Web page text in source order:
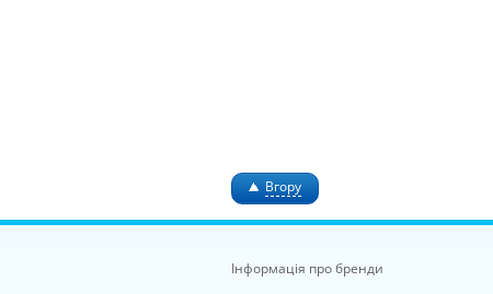
Вгору
Інформація про бренди